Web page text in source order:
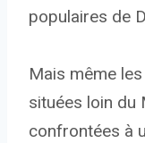
populaires de
Mais même
situées loin du
confrontées à